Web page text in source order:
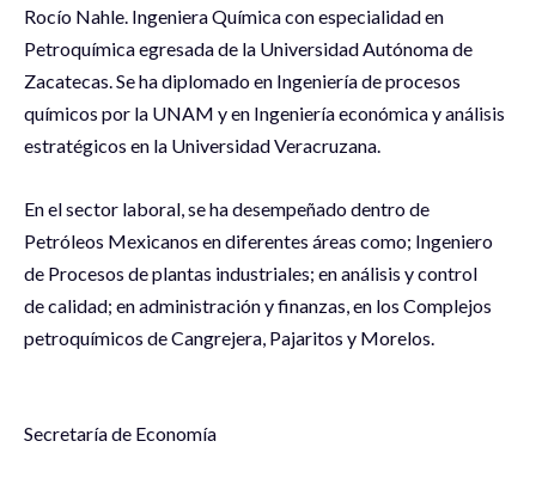
Rocío Nahle. Ingeniera Química con especialidad en
Petroquímica egresada de la Universidad Autónoma de
Zacatecas. Se ha diplomado en Ingeniería de procesos
químicos por la UNAM y en Ingeniería económica y análisis
estratégicos en la Universidad Veracruzana.
En el sector laboral, se ha desempeñado dentro de
Petróleos Mexicanos en diferentes áreas como; Ingeniero
de Procesos de plantas industriales; en análisis y control
de calidad; en administración y finanzas, en los Complejos
petroquímicos de Cangrejera, Pajaritos y Morelos.
Secretaría de Economía